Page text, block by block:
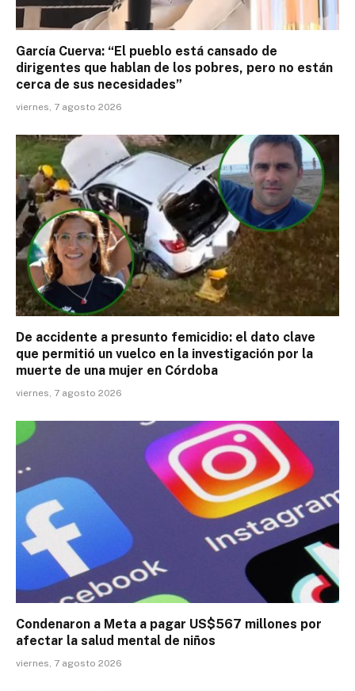
García Cuerva: “El pueblo está cansado de
dirigentes que hablan de los pobres, pero no están
cerca de sus necesidades”
viernes, 7 agosto 2026
De accidente a presunto femicidio: el dato clave
que permitió un vuelco en la investigación por la
muerte de una mujer en Córdoba
viernes, 7 agosto 2026
Condenaron a Meta a pagar US$567 millones por
afectar la salud mental de niños
viernes, 7 agosto 2026